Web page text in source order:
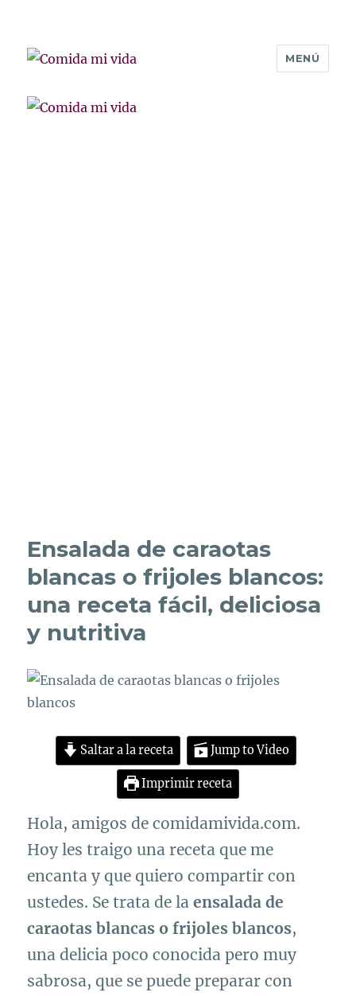
Comida mi vida
MENÚ
Ensalada de caraotas
blancas o frijoles blancos:
una receta fácil, deliciosa
y nutritiva
Saltar a la receta Jump to Video
Imprimir receta
Hola, amigos de comidamivida.com.
Hoy les traigo una receta que me
encanta y que quiero compartir con
ustedes. Se trata de laensalada de
caraotas blancas o frijoles blancos,
una delicia poco conocida pero muy
sabrosa, que se puede preparar con